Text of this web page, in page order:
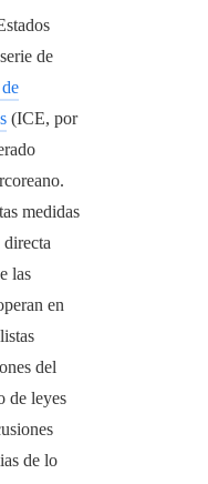
de
(ICE, por
medidas
las
en
del
de leyes
de lo